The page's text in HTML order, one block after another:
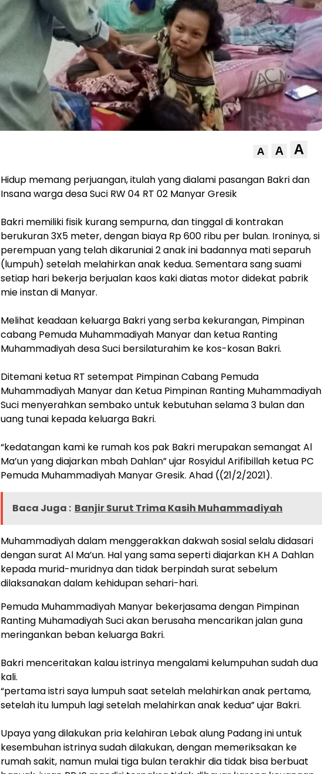
A A A
Hidup memang perjuangan, itulah yang dialami pasangan Bakri dan
Insana warga desa Suci RW 04 RT 02 Manyar Gresik
Bakri memiliki fisik kurang sempurna, dan tinggal di kontrakan
berukuran 3X5 meter, dengan biaya Rp 600 ribu per bulan. Ironinya, si
perempuan yang telah dikaruniai 2 anak ini badannya mati separuh
(lumpuh) setelah melahirkan anak kedua. Sementara sang suami
setiap hari bekerja berjualan kaos kaki diatas motor didekat pabrik
mie instan di Manyar.
Melihat keadaan keluarga Bakri yang serba kekurangan, Pimpinan
cabang Pemuda Muhammadiyah Manyar dan ketua Ranting
Muhammadiyah desa Suci bersilaturahim ke kos-kosan Bakri.
Ditemani ketua RT setempat Pimpinan Cabang Pemuda
Muhammadiyah Manyar dan Ketua Pimpinan Ranting Muhammadiyah
Suci menyerahkan sembako untuk kebutuhan selama 3 bulan dan
uang tunai kepada keluarga Bakri.
“kedatangan kami ke rumah kos pak Bakri merupakan semangat Al
Ma’un yang diajarkan mbah Dahlan” ujar Rosyidul Arifibillah ketua PC
Pemuda Muhammadiyah Manyar Gresik. Ahad ((21/2/2021).
Baca Juga : Banjir Surut Trima Kasih Muhammadiyah
Muhammadiyah dalam menggerakkan dakwah sosial selalu didasari
dengan surat Al Ma’un. Hal yang sama seperti diajarkan KH A Dahlan
kepada murid-muridnya dan tidak berpindah surat sebelum
dilaksanakan dalam kehidupan sehari-hari.
Pemuda Muhammadiyah Manyar bekerjasama dengan Pimpinan
Ranting Muhamadiyah Suci akan berusaha mencarikan jalan guna
meringankan beban keluarga Bakri.
Bakri menceritakan kalau istrinya mengalami kelumpuhan sudah dua
kali.
“pertama istri saya lumpuh saat setelah melahirkan anak pertama,
setelah itu lumpuh lagi setelah melahirkan anak kedua” ujar Bakri.
Upaya yang dilakukan pria kelahiran Lebak alung Padang ini untuk
kesembuhan istrinya sudah dilakukan, dengan memeriksakan ke
rumah sakit, namun mulai tiga bulan terakhir dia tidak bisa berbuat